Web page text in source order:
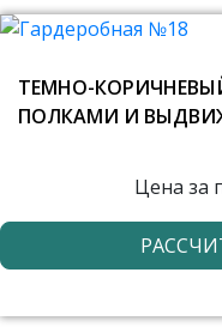
ТЕМНО-
ПОЛКАМИ И
Цена за